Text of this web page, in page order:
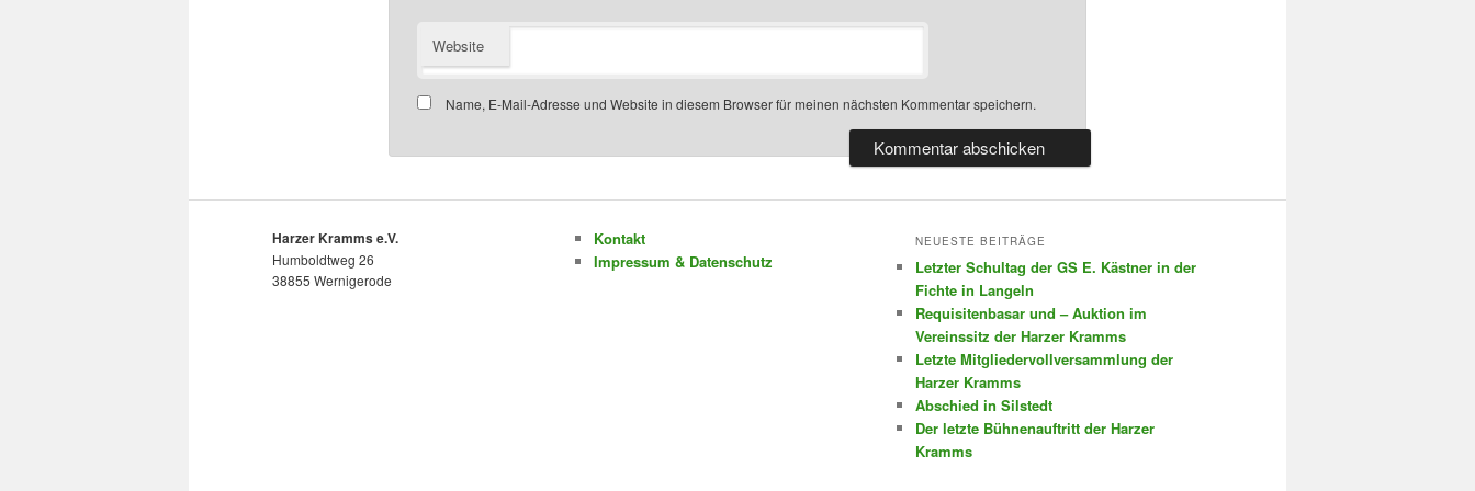
Website
Name, E-Mail-Adresse und Website in diesem Browser für meinen nächsten Kommentar speichern.
Harzer Kramms e.V.
Humboldtweg 26
38855 Wernigerode
Kontakt
Impressum & Datenschutz
NEUESTE BEITRÄGE
Letzter Schultag der GS E. Kästner in der
Fichte in Langeln
Requisitenbasar und – Auktion im
Vereinssitz der Harzer Kramms
Letzte Mitgliedervollversammlung der
Harzer Kramms
Abschied in Silstedt
Der letzte Bühnenauftritt der Harzer
Kramms